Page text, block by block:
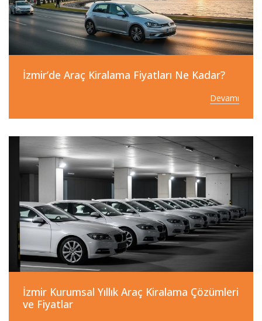
İzmir’de Araç Kiralama Fiyatları Ne Kadar?
Devamı
İzmir Kurumsal Yıllık Araç Kiralama Çözümleri
ve Fiyatlar